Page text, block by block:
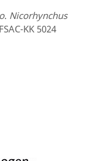
. Nicorhynchus
KK 5024